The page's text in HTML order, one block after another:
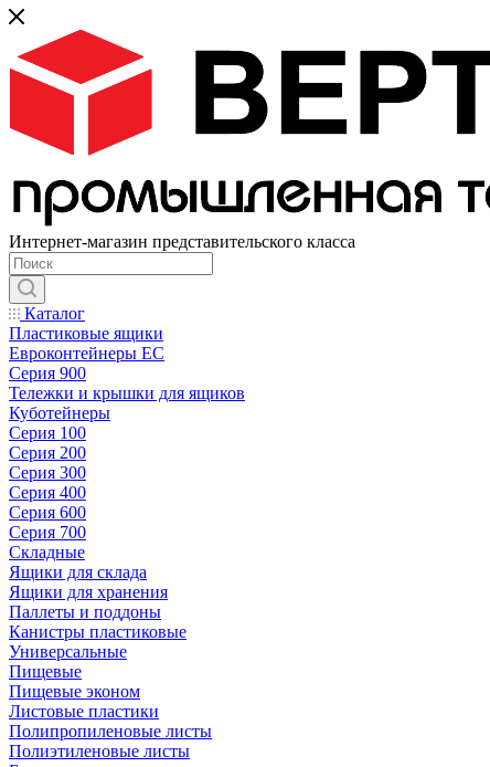
Интернет-магазин представительского класса
Каталог
Пластиковые ящики
Евроконтейнеры ЕС
Серия 900
Тележки и крышки для ящиков
Куботейнеры
Серия 100
Серия 200
Серия 300
Серия 400
Серия 600
Серия 700
Складные
Ящики для склада
Ящики для хранения
Паллеты и поддоны
Канистры пластиковые
Универсальные
Пищевые
Пищевые эконом
Листовые пластики
Полипропиленовые листы
Полиэтиленовые листы